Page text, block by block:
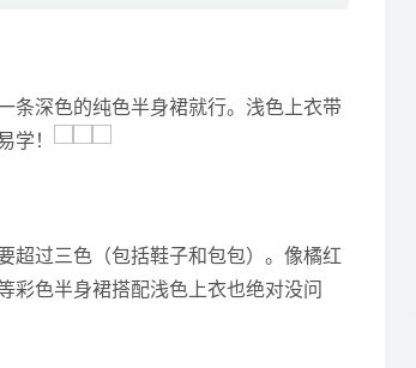
条深色的纯色半身裙就行。浅色上衣带
学！
过三色（包括鞋子和包包）。像橘红
彩色半身裙搭配浅色上衣也绝对没问